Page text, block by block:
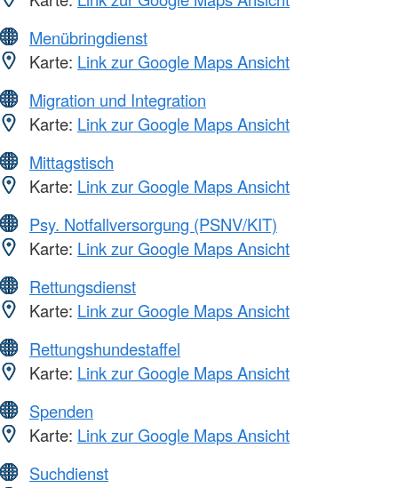
Menübringdienst
Karte: Link zur Google Maps Ansicht
Migration und Integration
Karte: Link zur Google Maps Ansicht
Mittagstisch
Karte: Link zur Google Maps Ansicht
Psy. Notfallversorgung (PSNV/KIT)
Karte: Link zur Google Maps Ansicht
Rettungsdienst
Karte: Link zur Google Maps Ansicht
Rettungshundestaffel
Karte: Link zur Google Maps Ansicht
Spenden
Karte: Link zur Google Maps Ansicht
Suchdienst